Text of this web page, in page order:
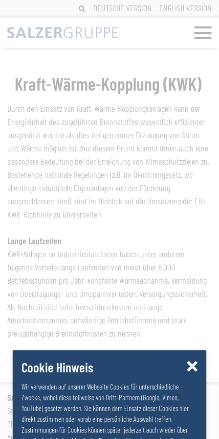
content
DEUTSCHE VERSION ENGLISH VERSION
Kraft-Wärme-Kopplung (KWK)
Durch den Einsatz von Kraft-Wärme-Kopplungsanlagen kann der
Energieinhalt des zugeführten Brennstoffes wesentlich effizienter
ausgenützt werden als dies bei getrennter Erzeugung von Strom
und Wärme möglich ist. Aus diesem Grund kommt ihnen auch eine
besondere Bedeutung bei der Erreichung von Klimaschutzzielen zu.
Bestehende nationale Regelungen (z.B. im Ökostromgesetz, wo
allerdings industrielle Eigenanlagen von der Förderung
ausgeschlossen sind) sind im Hinblick auf die Umsetzung der EU-
KWK-Richtlinie zu überarbeiten.
Lange Laufzeiten
KWK-Anlagen an Industriestandorten haben unter anderem
folgende Vorteile: lange Laufzeiten von meist über 8.000
Betriebsstunden pro Jahr, konstante Wärmeabnahme, Vermeidung
von Übertragungs- und Umspannverlusten, Versorgungssicherheit.
Als Nachteil sind hohe Investitionskosten und lange
Amortisationszeiten, aufwändige Betriebsführung und stark
preisabhängige Brennstoffkosten zu nennen.
Navigation
l’article
Breitbahn
SALZER GRUPPE GmbH
Stattersdorfer Hauptstrasse 53
3100 St. Pölten
Cookie Hinweis
Wir verwenden auf unserer Webseite Cookies für unterschiedliche
Zwecke, wobei diese teilweise von Dritt-Partnern (Google, Vimeo,
YouTube) gesetzt werden. Sie können dem Einsatz dieser Cookies hier
direkt zustimmen oder vorab eine persönliche Auswahl treffen.
Zustimmungen für Cookies können später jederzeit auch wieder über